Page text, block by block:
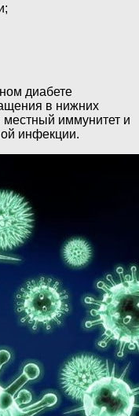
диабете
в нижних
местный иммунитет и
инфекции.